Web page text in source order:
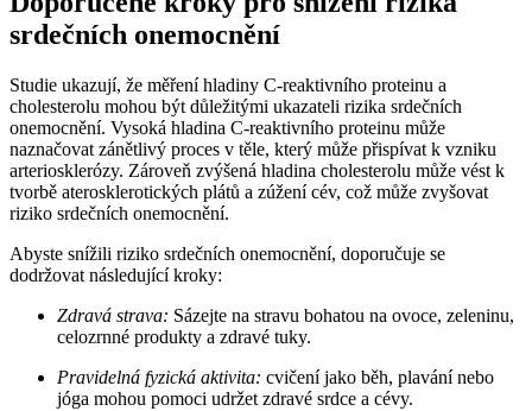
srdečních onemocnění
Studie ukazují, že měření hladiny C-reaktivního proteinu a
cholesterolu mohou být důležitými ukazateli rizika srdečních
onemocnění. Vysoká hladina C-reaktivního proteinu může
naznačovat zánětlivý proces v těle, který může přispívat k vzniku
arteriosklerózy. Zároveň zvýšená hladina cholesterolu může vést k
tvorbě aterosklerotických plátů a zúžení cév, což může zvyšovat
riziko srdečních onemocnění.
Abyste snížili riziko srdečních onemocnění, doporučuje se
dodržovat následující kroky:
Zdravá strava: Sázejte na stravu bohatou na ovoce, zeleninu,
celozrnné produkty a zdravé tuky.
Pravidelná fyzická aktivita: cvičení jako běh, plavání nebo
jóga mohou pomoci udržet zdravé srdce a cévy.